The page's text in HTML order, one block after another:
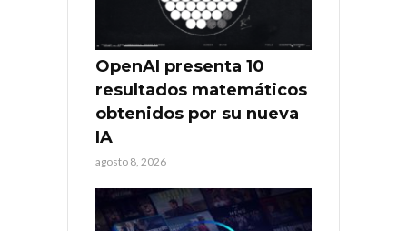
OpenAI presenta 10
resultados matemáticos
obtenidos por su nueva
IA
agosto 8, 2026